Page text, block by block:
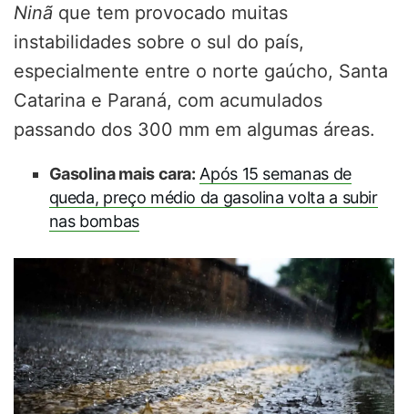
Ninã que tem provocado muitas
instabilidades sobre o sul do país,
especialmente entre o norte gaúcho, Santa
Catarina e Paraná, com acumulados
passando dos 300 mm em algumas áreas.
Gasolina mais cara: Após 15 semanas de
queda, preço médio da gasolina volta a subir
nas bombas